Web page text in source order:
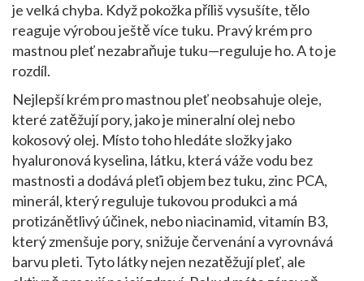
je velká chyba. Když pokožka příliš vysušíte, tělo
reaguje výrobou ještě více tuku. Pravý krém pro
mastnou pleť nezabraňuje tuku—reguluje ho. A to je
rozdíl.
Nejlepší krém pro mastnou pleť neobsahuje oleje,
které zatěžují pory, jako je mineralní olej nebo
kokosový olej. Místo toho hledáte složky jako
hyaluronová kyselina, látku, která váže vodu bez
mastnosti a dodává pleťi objem bez tuku, zinc PCA,
minerál, který reguluje tukovou produkci a má
protizánětlivý účinek, neboniacinamid,vitamín B3,
který zmenšuje pory, snižuje červenání a vyrovnává
barvu pleti. Tyto látky nejen nezatěžují pleť, ale